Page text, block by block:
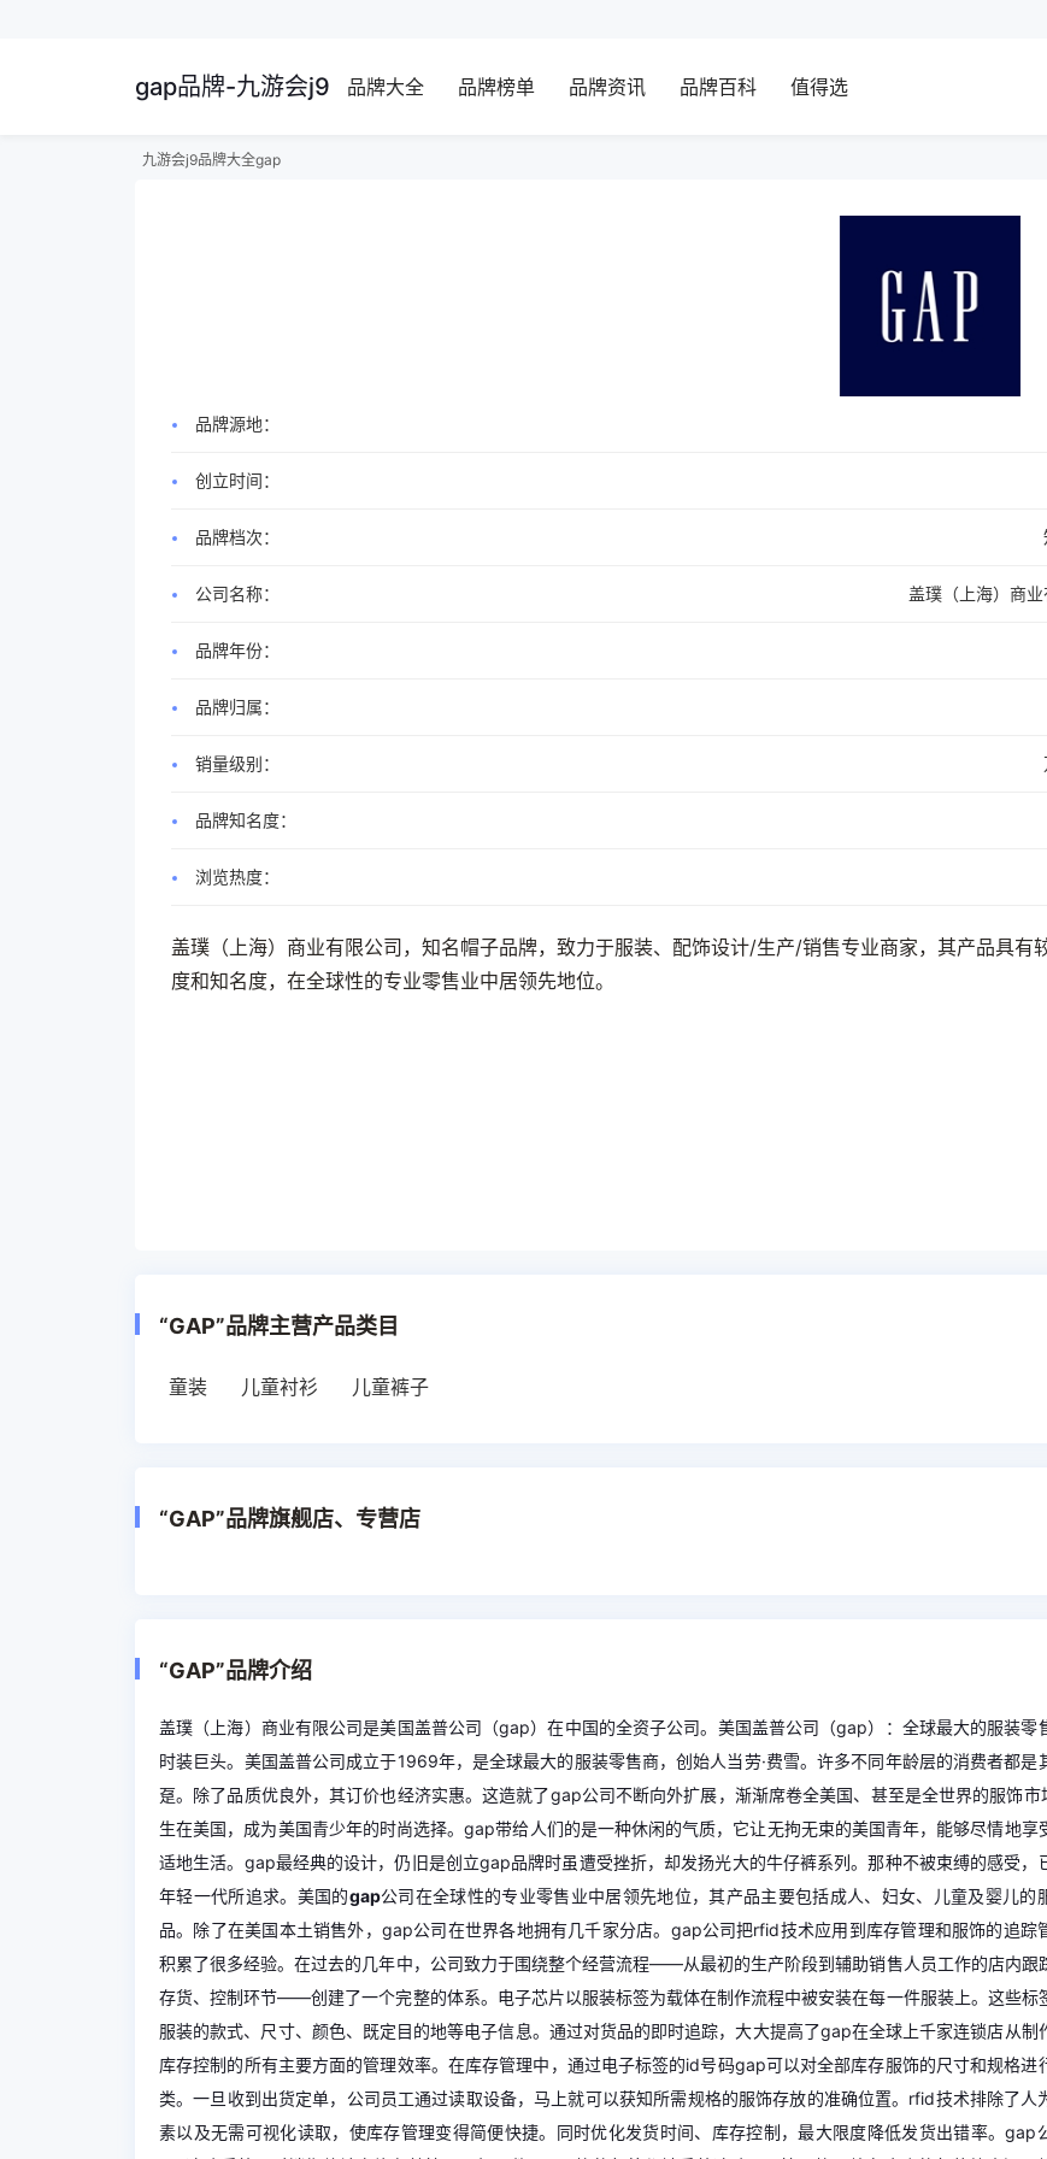
gap品牌-九游会j9 品牌大全 品牌榜单 品牌资讯 品牌百科 值得选
九游会j9品牌大全gap
品牌源地：
创立时间：
品牌档次：
公司名称： 盖璞（上海）商
品牌年份：
品牌归属：
销量级别：
品牌知名度：
浏览热度：
盖璞（上海）商业有限公司，知名帽子品牌，致力于服装、配饰设计/生产/销售专业商家，其产品具有
度和知名度，在全球性的专业零售业中居领先地位。
“GAP”品牌主营产品类目
童装 儿童衬衫 儿童裤子
“GAP”品牌旗舰店、专营店
“GAP”品牌介绍
盖璞（上海）商业有限公司是美国盖普公司（gap）在中国的全资子公司。美国盖普公司（gap）：全球最大的服装零
时装巨头。美国盖普公司成立于1969年，是全球最大的服装零售商，创始人当劳·费雪。许多不同年龄层的消费者都是
趸。除了品质优良外，其订价也经济实惠。这造就了gap公司不断向外扩展，渐渐席卷全美国、甚至是全世界的服饰
生在美国，成为美国青少年的时尚选择。gap带给人们的是一种休闲的气质，它让无拘无束的美国青年，能够尽情地享
适地生活。gap最经典的设计，仍旧是创立gap品牌时虽遭受挫折，却发扬光大的牛仔裤系列。那种不被束缚的感受，
年轻一代所追求。美国的gap公司在全球性的专业零售业中居领先地位，其产品主要包括成人、妇女、儿童及婴儿的
品。除了在美国本土销售外，gap公司在世界各地拥有几千家分店。gap公司把rfid技术应用到库存管理和服饰的追踪
积累了很多经验。在过去的几年中，公司致力于围绕整个经营流程——从最初的生产阶段到辅助销售人员工作的店内跟
存货、控制环节——创建了一个完整的体系。电子芯片以服装标签为载体在制作流程中被安装在每一件服装上。这些标
服装的款式、尺寸、颜色、既定目的地等电子信息。通过对货品的即时追踪，大大提高了gap在全球上千家连锁店从制
库存控制的所有主要方面的管理效率。在库存管理中，通过电子标签的id号码gap可以对全部库存服饰的尺寸和规格进
类。一旦收到出货定单，公司员工通过读取设备，马上就可以获知所需规格的服饰存放的准确位置。rfid技术排除了人
素以及无需可视化读取，使库存管理变得简便快捷。同时优化发货时间、库存控制，最大限度降低发货出错率。gap